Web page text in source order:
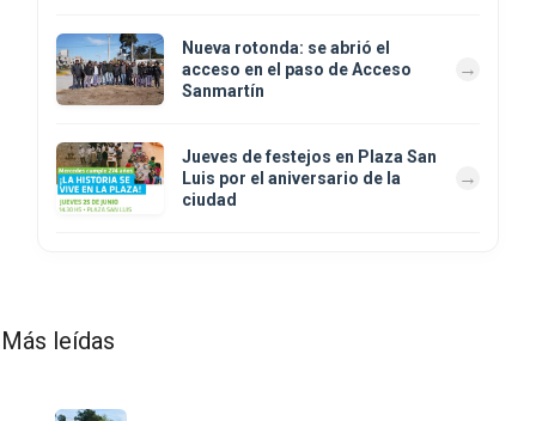
Nueva rotonda: se abrió el
acceso en el paso de Acceso
Sanmartín
Jueves de festejos en Plaza San
Luis por el aniversario de la
ciudad
Más leídas